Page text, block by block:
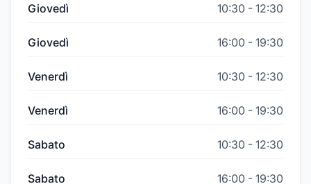
Giovedì 10:30 - 12:30
Giovedì 16:00 - 19:30
Venerdì 10:30 - 12:30
Venerdì 16:00 - 19:30
Sabato 10:30 - 12:30
Sabato 16:00 - 19:30